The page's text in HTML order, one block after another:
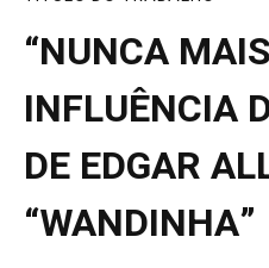
“NUNCA
INFLUÊNCIA
DE EDGAR
“WANDINHA”